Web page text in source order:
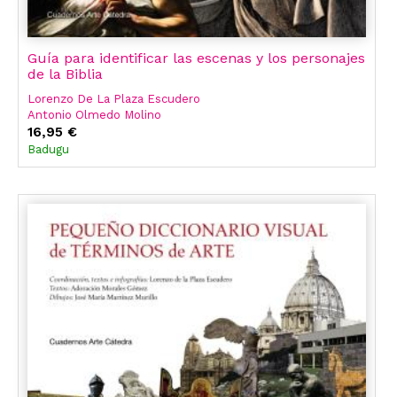
Guía para identificar las escenas y los personajes
de la Biblia
Lorenzo De La Plaza Escudero
Antonio Olmedo Molino
Adoración Morales Gómez
José María Martínez Murillo
16,95 €
Badugu